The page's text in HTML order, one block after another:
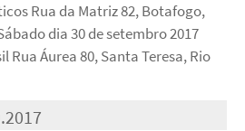
Rua da Matriz 82, Botafogo,
dia 30 de setembro 2017
Rua Áurea 80, Santa Teresa, Rio